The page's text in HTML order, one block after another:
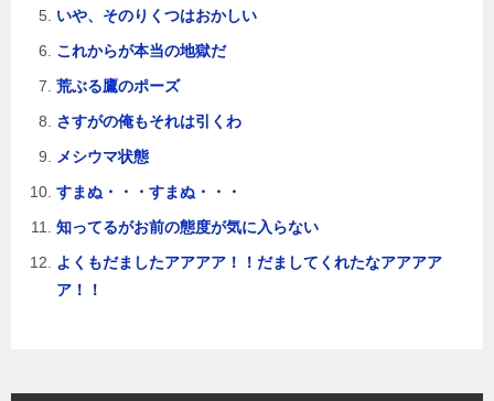
いや、そのりくつはおかしい
これからが本当の地獄だ
荒ぶる鷹のポーズ
さすがの俺もそれは引くわ
メシウマ状態
すまぬ・・・すまぬ・・・
知ってるがお前の態度が気に入らない
よくもだましたアアアア！！だましてくれたなアアアア
ア！！